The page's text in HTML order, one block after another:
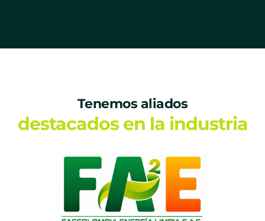
Tenemos aliados
destacados en la industria